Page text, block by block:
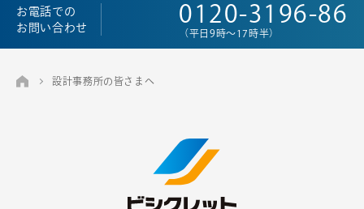
お電話での
お問い合わせ
0120-3196-86
（平日9時～17時半）
設計事務所の皆さまへ